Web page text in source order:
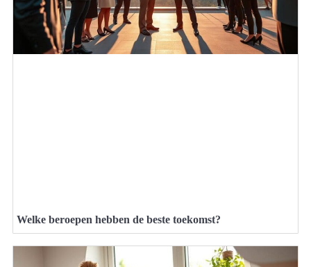
Welke beroepen hebben de beste toekomst?